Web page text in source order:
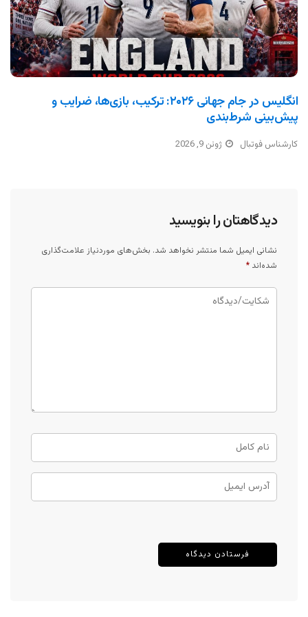
انگلیس در جام جهانی ۲۰۲۶: ترکیب، بازی‌ها، ضرایب و
پیش‌بینی شرط‌بندی
کارشناس فوتبال ژوئن 9, 2026
دیدگاهتان را بنویسید
نشانی ایمیل شما منتشر نخواهد شد. بخش‌های موردنیاز علامت‌گذاری
شده‌اند *